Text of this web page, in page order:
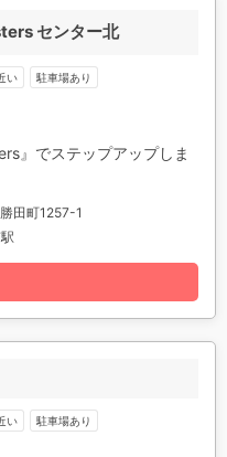
センター北
い 駐車場あり
』でステップアップしま
田町1257-1
い 駐車場あり